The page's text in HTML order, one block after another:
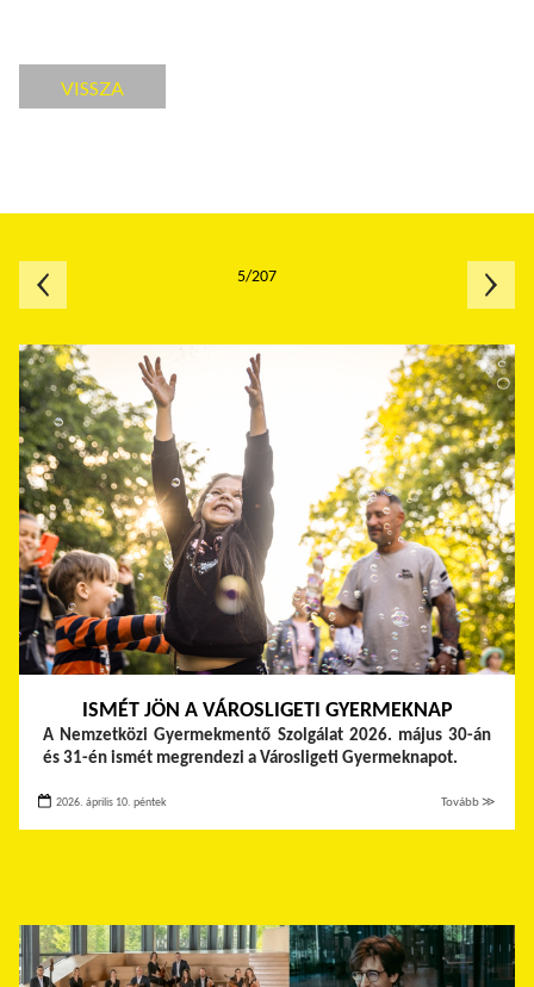
VISSZA
ISMÉT JÖN A VÁROSLIGETI GYERMEKNAP
A Nemzetközi Gyermekmentő Szolgálat 2026. május 30-án
és 31-én ismét megrendezi a Városligeti Gyermeknapot.
2026. április 10. péntek Tovább ≫
5/207